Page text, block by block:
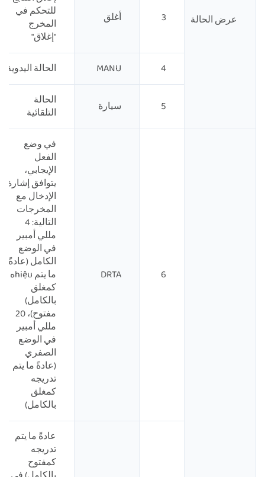
عرض الحالة 3 أغلق
للتحكم في
المخرج
"إغلاق"
4
MANU الحالة اليدوية
5 سيارة
الحالة
التلقائية
6
DRTA
في وضع
الفعل
الإيجابي،
يتوافق إشارة
الإدخال مع
المخرجات
التالية: 4
مللي أمبير
في الوضع
الكامل (عادةً
ما يتم hiệuه
كمغلق
بالكامل)
مفتوح)، 20
مللي أمبير
في الوضع
الصفري
(عادةً ما يتم
تدريجه
كمغلق
بالكامل)
عادةً ما يتم
تدريجه
كمفتوح